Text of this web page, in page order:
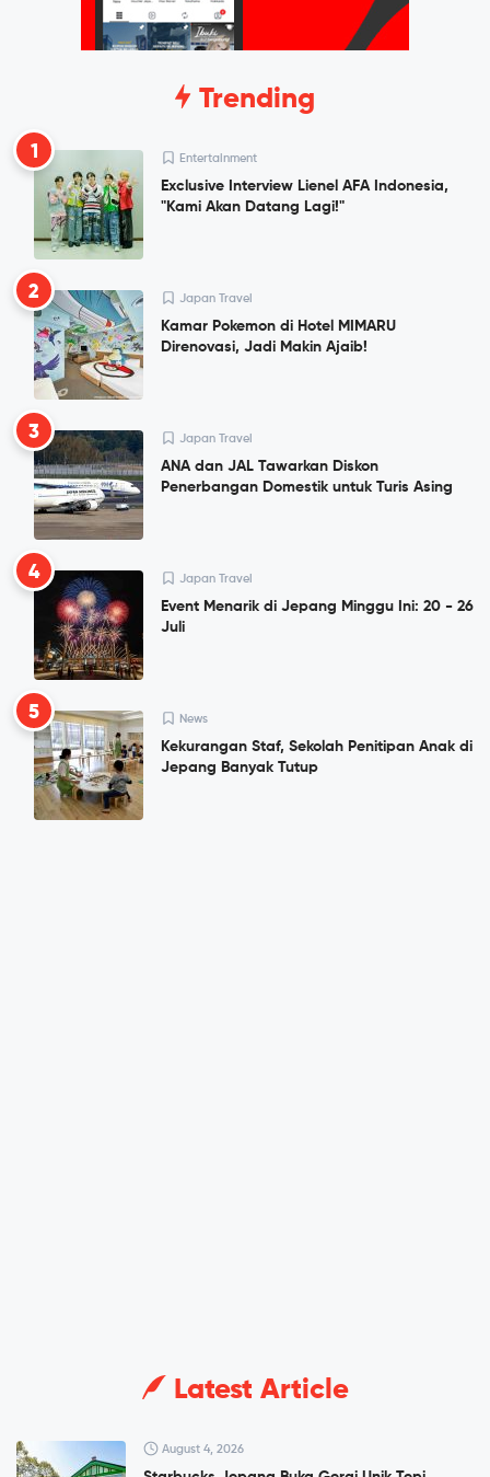
Trending
1 Entertainment
Exclusive Interview Lienel AFA Indonesia,
"Kami Akan Datang Lagi!"
2 Japan Travel
Kamar Pokemon di Hotel MIMARU
Direnovasi, Jadi Makin Ajaib!
3 Japan Travel
ANA dan JAL Tawarkan Diskon
Penerbangan Domestik untuk Turis Asing
4 Japan Travel
Event Menarik di Jepang Minggu Ini: 20 - 26
Juli
5 News
Kekurangan Staf, Sekolah Penitipan Anak di
Jepang Banyak Tutup
Latest Article
August 4, 2026